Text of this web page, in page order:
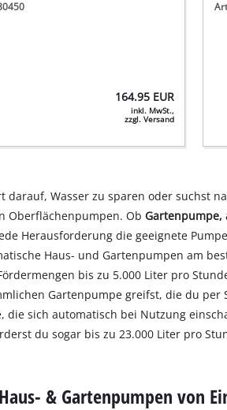
164.95 EUR
inkl. MwSt.,
zzgl. Versand
Wasser zu sparen oder suchst
Oberflächenpumpen. ObGartenpumpe,
Herausforderung die geeignete
Haus- und Gartenpumpen am
bis zu 5.000 Liter pro
Gartenpumpe greifst, die du
sich automatisch bei Nutzung
du sogar bis zu 23.000 Liter pro
& Gartenpumpen von